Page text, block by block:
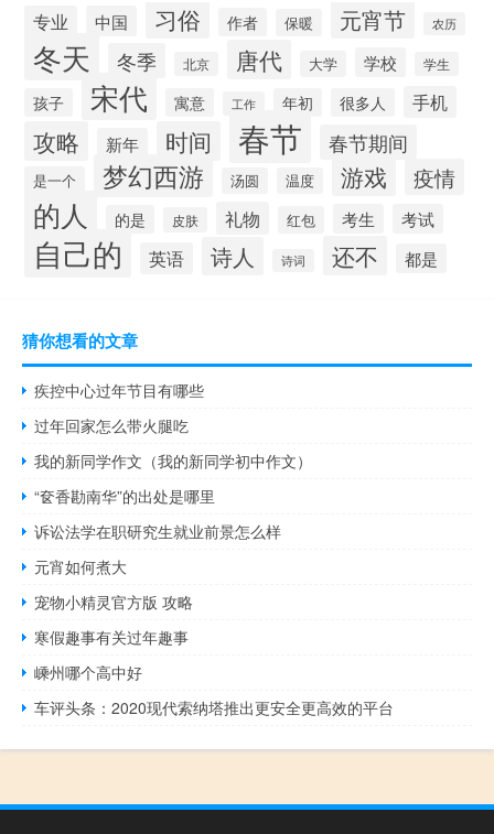
专业 中国 习俗 作者 保暖 元宵节 农历
冬天 冬季 北京 唐代 大学 学校 学生
孩子 宋代 寓意 工作 年初 很多人 手机
攻略 新年 时间 春节 春节期间
是一个 梦幻西游 汤圆 温度 游戏 疫情
的人 的是 皮肤 礼物 红包 考生 考试
自己的 英语 诗人 诗词 还不 都是
猜你想看的文章
疾控中心过年节目有哪些
过年回家怎么带火腿吃
我的新同学作文（我的新同学初中作文）
“奁香勘南华”的出处是哪里
诉讼法学在职研究生就业前景怎么样
元宵如何煮大
宠物小精灵官方版 攻略
寒假趣事有关过年趣事
嵊州哪个高中好
车评头条：2020现代索纳塔推出更安全更高效的平台